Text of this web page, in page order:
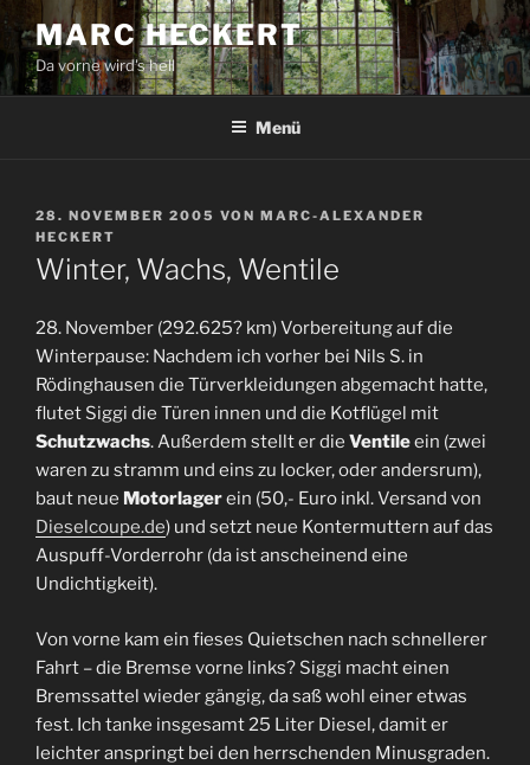
Inhalt
springen
MARC HECKERT
Da vorne wird's hell
Menü
VERÖFFENTLICHT
AM
28. NOVEMBER 2005 VON MARC-ALEXANDER
HECKERT
Winter, Wachs, Wentile
28. November (292.625? km) Vorbereitung auf die
Winterpause: Nachdem ich vorher bei Nils S. in
Rödinghausen die Türverkleidungen abgemacht hatte,
flutet Siggi die Türen innen und die Kotflügel mit
Schutzwachs. Außerdem stellt er die Ventileein (zwei
waren zu stramm und eins zu locker, oder andersrum),
baut neue Motorlagerein (50,- Euro inkl. Versand von
Dieselcoupe.de) und setzt neue Kontermuttern auf das
Auspuff-Vorderrohr (da ist anscheinend eine
Undichtigkeit).
Von vorne kam ein fieses Quietschen nach schnellerer
Fahrt – die Bremse vorne links? Siggi macht einen
Bremssattel wieder gängig, da saß wohl einer etwas
fest. Ich tanke insgesamt 25 Liter Diesel, damit er
leichter anspringt bei den herrschenden Minusgraden.